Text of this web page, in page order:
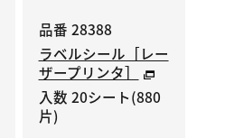
品番 28388
ラベルシール［レー
ザープリンタ］
入数 20シート(880
片)